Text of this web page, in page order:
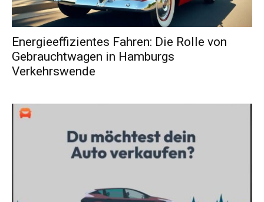
Energieeffizientes Fahren: Die Rolle von
Gebrauchtwagen in Hamburgs
Verkehrswende